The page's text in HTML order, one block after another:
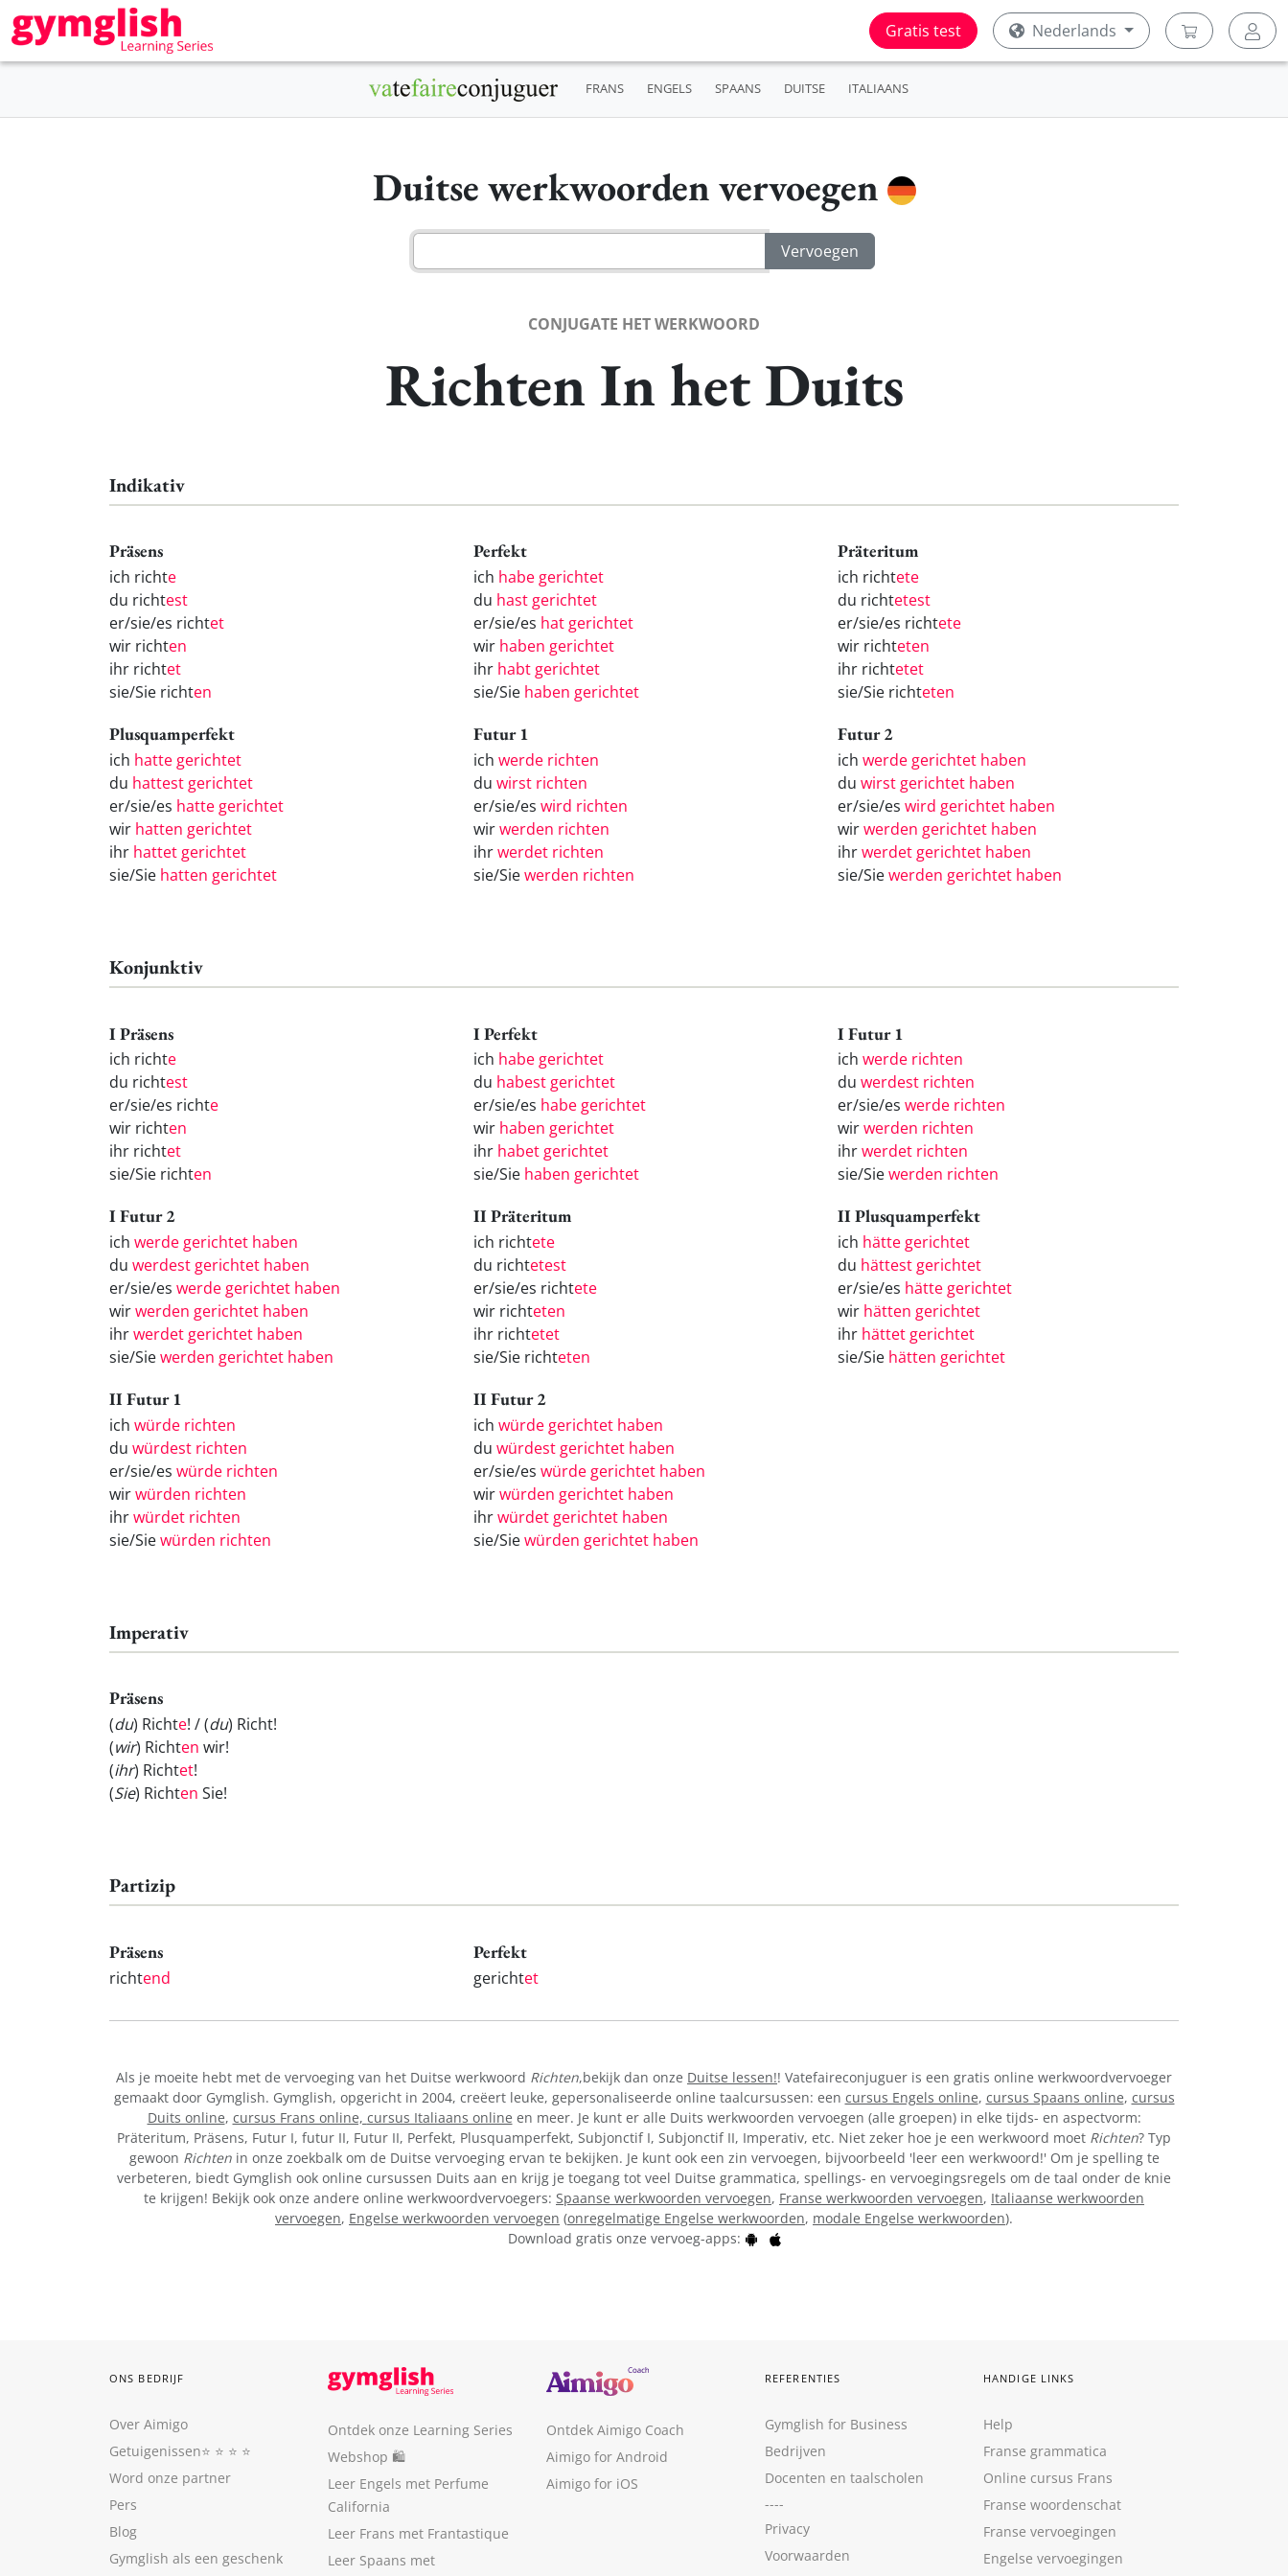
Gratis test Nederlands
FRANS ENGELS SPAANS DUITSE ITALIAANS
Duitse werkwoorden vervoegen
CONJUGATE HET WERKWOORD
Richten In het Duits
Indikativ
Präsens
ich richte
du richtest
er/sie/es richtet
wir richten
ihr richtet
sie/Sie richten
Perfekt
ich habe gerichtet
du hast gerichtet
er/sie/es hat gerichtet
wir haben gerichtet
ihr habt gerichtet
sie/Sie haben gerichtet
Präteritum
ich richtete
du richtetest
er/sie/es richtete
wir richteten
ihr richtetet
sie/Sie richteten
Plusquamperfekt
ich hatte gerichtet
du hattest gerichtet
er/sie/es hatte gerichtet
wir hatten gerichtet
ihr hattet gerichtet
sie/Sie hatten gerichtet
Futur 1
ich werde richten
du wirst richten
er/sie/es wird richten
wirwerden richten
ihrwerdet richten
sie/Siewerden richten
Futur 2
ich werde gerichtet haben
du wirst gerichtet haben
er/sie/es wird gerichtet haben
wirwerden gerichtet haben
ihrwerdet gerichtet haben
sie/Siewerden gerichtet haben
Konjunktiv
I Präsens
ich richte
du richtest
er/sie/es richte
wir richten
ihr richtet
sie/Sie richten
I Perfekt
ich habe gerichtet
du habest gerichtet
er/sie/es habe gerichtet
wir haben gerichtet
ihr habet gerichtet
sie/Sie haben gerichtet
I Futur 1
ich werde richten
du werdest richten
er/sie/es werde richten
wirwerden richten
ihrwerdet richten
sie/Siewerden richten
I Futur 2
ich werde gerichtet haben
du werdest gerichtet haben
er/sie/es werde gerichtet haben
wirwerden gerichtet haben
ihrwerdet gerichtet haben
sie/Siewerden gerichtet haben
II Präteritum
ich richtete
du richtetest
er/sie/es richtete
wir richteten
ihr richtetet
sie/Sie richteten
II Plusquamperfekt
ich hätte gerichtet
du hättest gerichtet
er/sie/es hätte gerichtet
wir hätten gerichtet
ihr hättet gerichtet
sie/Sie hätten gerichtet
II Futur 1
ich würde richten
du würdest richten
er/sie/es würde richten
wirwürden richten
ihrwürdet richten
sie/Siewürden richten
II Futur 2
ich würde gerichtet haben
du würdest gerichtet haben
er/sie/es würde gerichtet haben
wirwürden gerichtet haben
ihrwürdet gerichtet haben
sie/Siewürden gerichtet haben
Imperativ
Präsens
(du) Richte! / (du) Richt!
(wir) Richten wir!
(ihr) Richtet!
(Sie) Richten Sie!
Partizip
Präsens
richtend
Perfekt
gerichtet
Als je moeite hebt met de vervoeging van het Duitse werkwoord Richten,bekijk dan onze Duitse lessen!! Vatefaireconjuguer is een gratis online werkwoordvervoeger
gemaakt door Gymglish. Gymglish, opgericht in 2004, creëert leuke, gepersonaliseerde online taalcursussen: een cursus Engels online, cursus Spaans online, cursus
Duits online, cursus Frans online, cursus Italiaans online en meer. Je kunt er alle Duits werkwoorden vervoegen (alle groepen) in elke tijds- en aspectvorm:
Präteritum, Präsens, Futur I, futur II, Futur II, Perfekt, Plusquamperfekt, Subjonctif I, Subjonctif II, Imperativ, etc. Niet zeker hoe je een werkwoord moet Richten? Typ
gewoon Richtenin onze zoekbalk om de Duitse vervoeging ervan te bekijken. Je kunt ook een zin vervoegen, bijvoorbeeld 'leer een werkwoord!' Om je spelling te
verbeteren, biedt Gymglish ook online cursussen Duits aan en krijg je toegang tot veel Duitse grammatica, spellings- en vervoegingsregels om de taal onder de knie
te krijgen! Bekijk ook onze andere online werkwoordvervoegers: Spaanse werkwoorden vervoegen, Franse werkwoorden vervoegen, Italiaanse werkwoorden
vervoegen, Engelse werkwoorden vervoegen (onregelmatige Engelse werkwoorden, modale Engelse werkwoorden).
Download gratis onze vervoeg-apps:
ONS BEDRIJF
Over Aimigo
Getuigenissen⭐️ ⭐️ ⭐️ ⭐️
Word onze partner
Pers
Blog
Gymglish als een geschenk
Ontdek onze Learning Series
Webshop 🛍
Leer Engels met Perfume
California
Leer Frans met Frantastique
Leer Spaans met
Ontdek Aimigo Coach
Aimigo for Android
Aimigo for iOS
REFERENTIES
Gymglish for Business
Bedrijven
Docenten en taalscholen
----
Privacy
Voorwaarden
HANDIGE LINKS
Help
Franse grammatica
Online cursus Frans
Franse woordenschat
Franse vervoegingen
Engelse vervoegingen